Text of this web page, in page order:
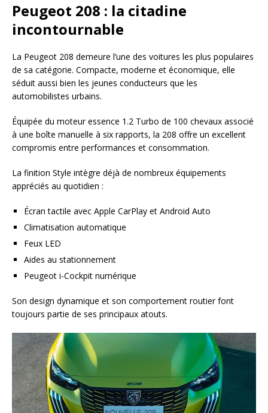
Peugeot 208 : la citadine
incontournable
La Peugeot 208 demeure l’une des voitures les plus populaires
de sa catégorie. Compacte, moderne et économique, elle
séduit aussi bien les jeunes conducteurs que les
automobilistes urbains.
Équipée du moteur essence 1.2 Turbo de 100 chevaux associé
à une boîte manuelle à six rapports, la 208 offre un excellent
compromis entre performances et consommation.
La finition Style intègre déjà de nombreux équipements
appréciés au quotidien :
Écran tactile avec Apple CarPlay et Android Auto
Climatisation automatique
Feux LED
Aides au stationnement
Peugeot i-Cockpit numérique
Son design dynamique et son comportement routier font
toujours partie de ses principaux atouts.